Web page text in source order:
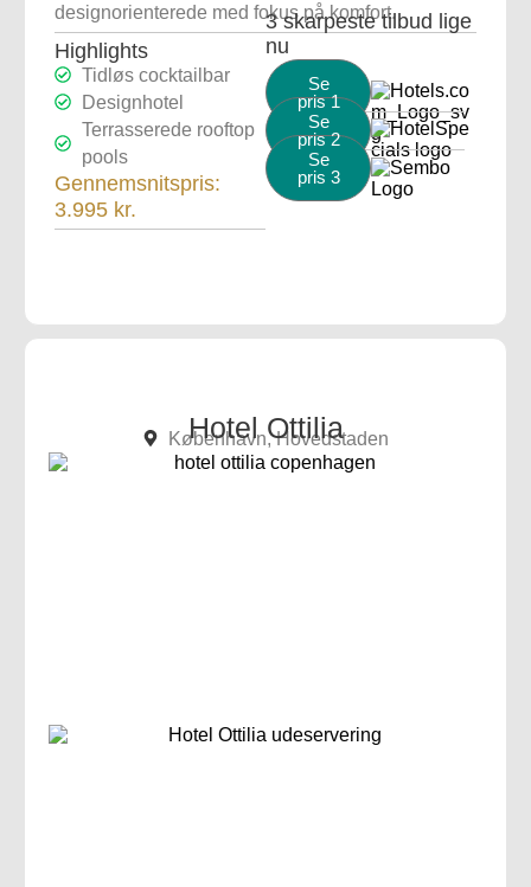
designorienterede med fokus på komfort.
Highlights
Tidløs cocktailbar
Designhotel
Terrasserede rooftop
pools
Gennemsnitspris:
3.995 kr.
3 skarpeste tilbud lige
nu
Se
pris 1
Se
pris 2
Se
pris 3
Hotel Ottilia
København, Hovedstaden